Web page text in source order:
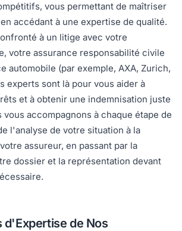
vous permettant de maîtriser
accédant à une expertise de qualité.
à un litige avec votre
votre assurance responsabilité civile
automobile (par exemple, AXA, Zurich,
experts sont là pour vous aider à
et à obtenir une indemnisation juste
vous accompagnons à chaque étape de
l'analyse de votre situation à la
assureur, en passant par la
dossier et la représentation devant
d'Expertise de Nos